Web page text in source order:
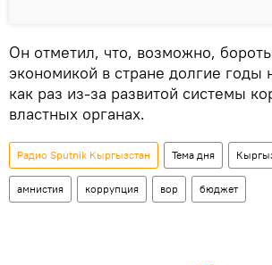
Он отметил, что, возможно,
экономикой в стране долгие годы
как раз из-за развитой системы
властных органах.
Радио Sputnik Кыргызстан Тема дня
амнистия коррупция вор бюджет